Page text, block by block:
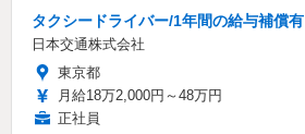
タクシードライバー/1年間の給与補償有
日本交通株式会社
東京都
月給18万2,000円～48万円
正社員